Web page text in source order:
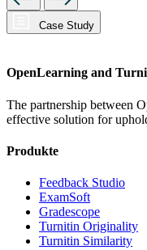
Case Study
OpenLearning and
The partnership between
effective solution for
Produkte
Feedback Studio
ExamSoft
Gradescope
Turnitin Originality
Turnitin Similarity